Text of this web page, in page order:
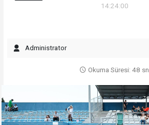
14:24:00
Administrator
Okuma Süresi: 48 sn.